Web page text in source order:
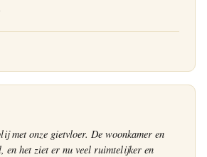
met onze gietvloer. De woonkamer en
en het ziet er nu veel ruimtelijker en